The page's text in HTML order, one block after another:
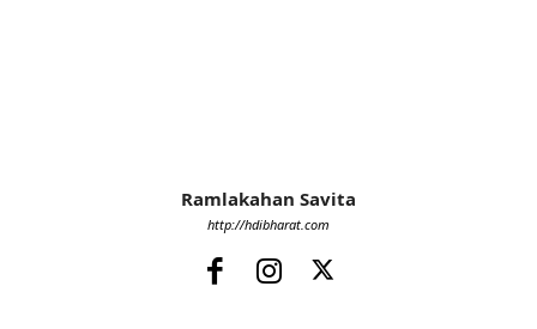
Ramlakahan Savita
http://hdibharat.com